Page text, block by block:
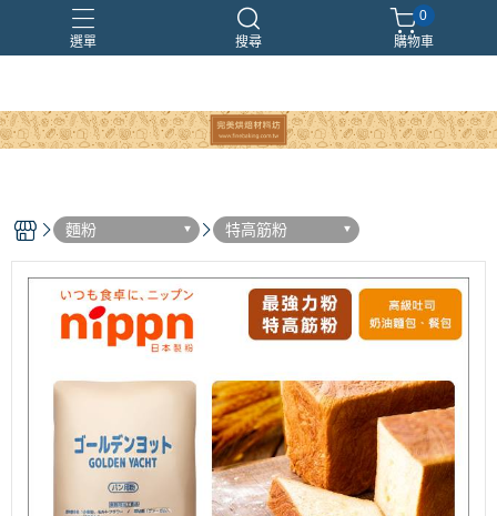
選單 搜尋
0
購物車
麵粉 特高筋粉